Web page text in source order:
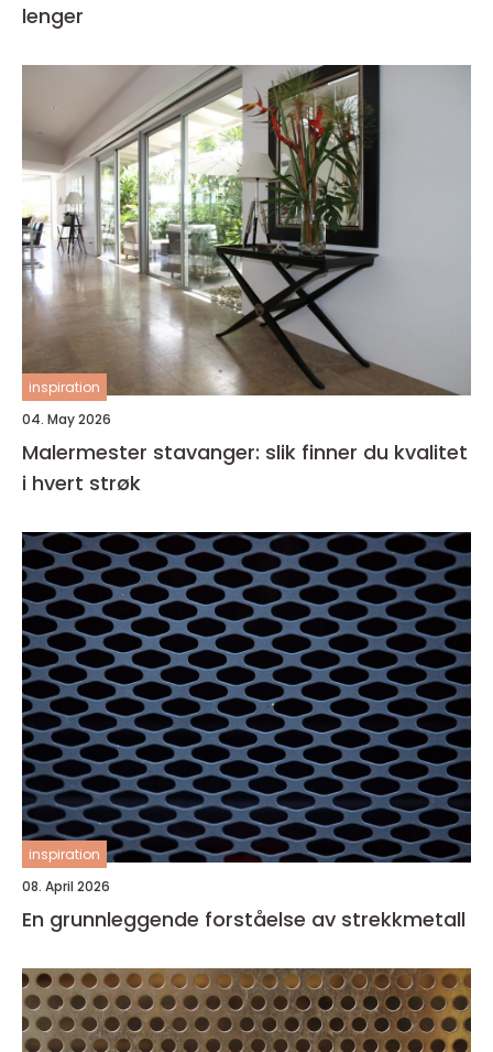
lenger
inspiration
04. May 2026
Malermester stavanger: slik finner du kvalitet
i hvert strøk
inspiration
08. April 2026
En grunnleggende forståelse av strekkmetall